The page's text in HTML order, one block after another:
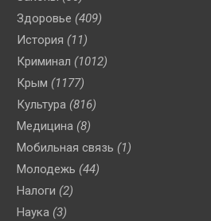
Здоровье (409)
История (11)
Криминал (1012)
Крым (1177)
Культура (816)
Медицина (8)
Мобильная связь (1)
Молодежь (44)
Налоги (2)
Наука (3)